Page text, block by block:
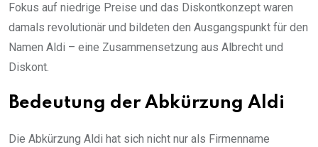
Fokus auf niedrige Preise und das Diskontkonzept waren
damals revolutionär und bildeten den Ausgangspunkt für den
Namen Aldi – eine Zusammensetzung aus Albrecht und
Diskont.
Bedeutung der Abkürzung Aldi
Die Abkürzung Aldi hat sich nicht nur als Firmenname